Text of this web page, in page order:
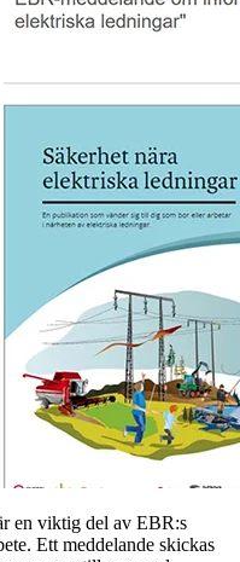
en viktig del av EBR:s
Ett meddelande skickas